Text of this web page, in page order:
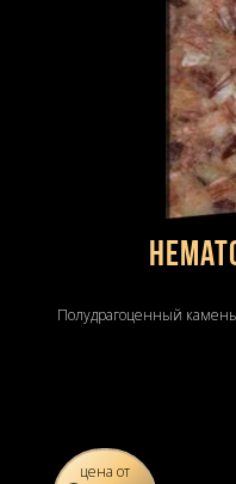
Полудрагоценный
цена от